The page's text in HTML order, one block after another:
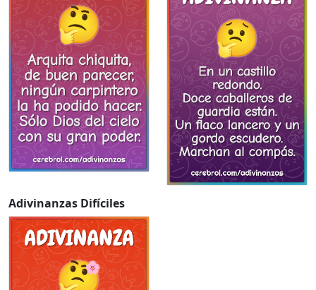
Adivinanzas Difíciles